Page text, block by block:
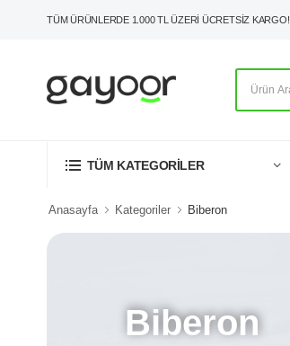
TÜM ÜRÜNLERDE 1.000 TL ÜZERİ ÜCRETSİZ KARGO!
TÜM KATEGORİLER
Anasayfa Kategoriler Biberon
Biberon